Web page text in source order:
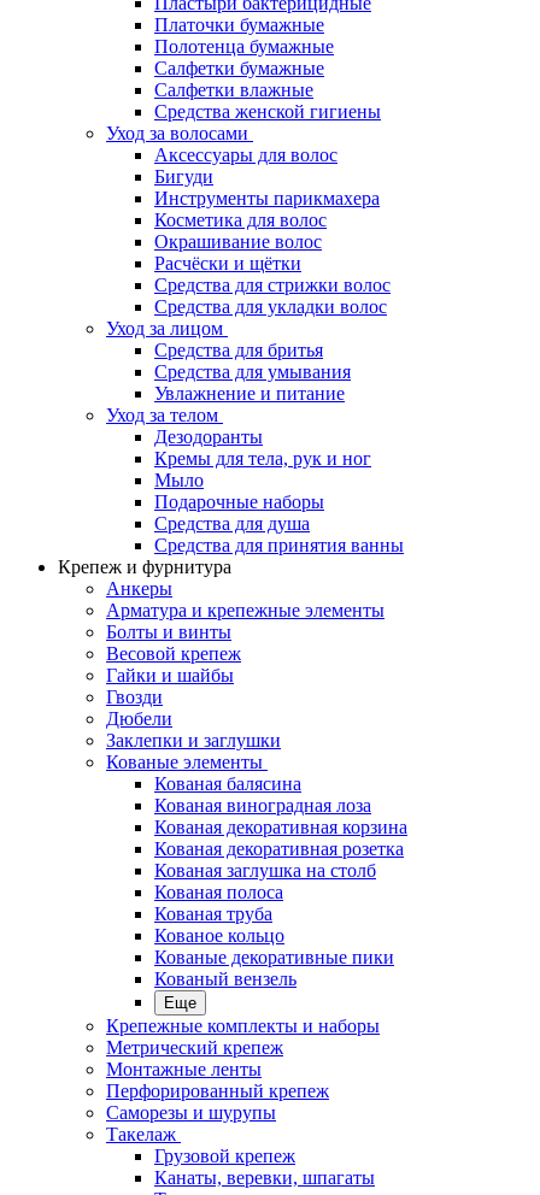
Платочки бумажные
Полотенца бумажные
Салфетки бумажные
Салфетки влажные
Средства женской гигиены
Уход за волосами
Аксессуары для волос
Бигуди
Инструменты парикмахера
Косметика для волос
Окрашивание волос
Расчёски и щётки
Средства для стрижки волос
Средства для укладки волос
Уход за лицом
Средства для бритья
Средства для умывания
Увлажнение и питание
Уход за телом
Дезодоранты
Кремы для тела, рук и ног
Мыло
Подарочные наборы
Средства для душа
Средства для принятия ванны
Крепеж и фурнитура
Анкеры
Арматура и крепежные элементы
Болты и винты
Весовой крепеж
Гайки и шайбы
Гвозди
Дюбели
Заклепки и заглушки
Кованые элементы
Кованая балясина
Кованая виноградная лоза
Кованая декоративная корзина
Кованая декоративная розетка
Кованая заглушка на столб
Кованая полоса
Кованая труба
Кованое кольцо
Кованые декоративные пики
Кованый вензель
Еще
Крепежные комплекты и наборы
Метрический крепеж
Монтажные ленты
Перфорированный крепеж
Саморезы и шурупы
Такелаж
Грузовой крепеж
Канаты, веревки, шпагаты